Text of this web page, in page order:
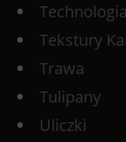
Technologia
Tekstury
Trawa
Tulipany
Uliczki